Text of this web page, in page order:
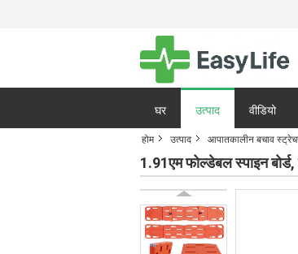
घर उत्पाद वीडियो
गोपनीयता
होम उत्पाद आपातकालीन बचाव
1.91एम फोल्डेबल स्पाइन